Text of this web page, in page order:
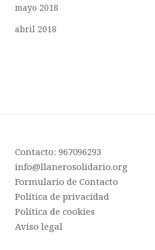
mayo 2018
abril 2018
Contacto: 967096293
info@llanerosolidario.org
Formulario de Contacto
Política de privacidad
Política de cookies
Aviso legal